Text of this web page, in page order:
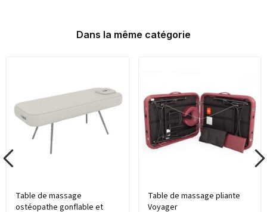
Dans la même catégorie
Table de massage
ostéopathe gonflable et
Table de massage pliante
Voyager